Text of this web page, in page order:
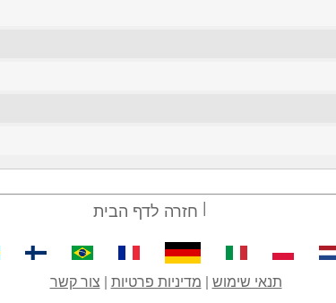
חזרה לדף הבית
תנאי שימוש מדיניות פרטיות צור קשר